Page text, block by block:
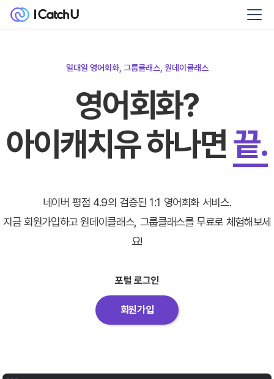
일대일 영어회화, 그룹클래스, 원데이클래스
영어회화?
아이캐치유 하나면끝.
네이버 평점 4.9의 검증된 1:1 영어회화 서비스.
지금 회원가입하고 원데이클래스, 그룹클래스를 무료로 체험해보세
요!
포털 로그인
회원가입